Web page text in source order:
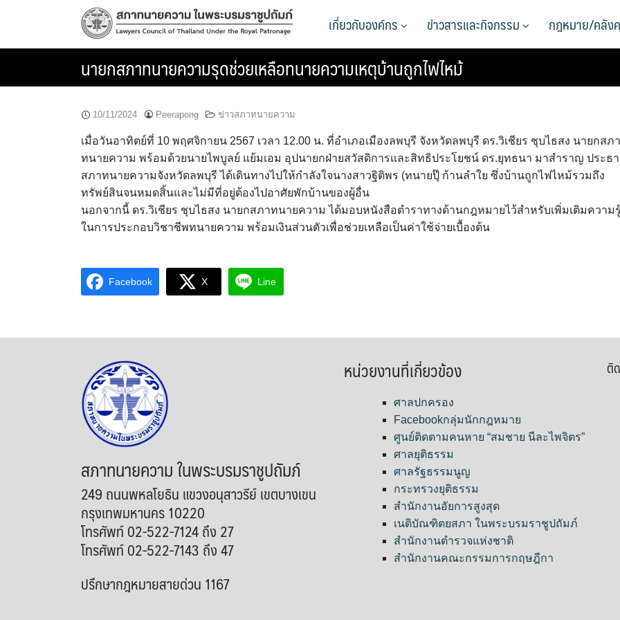
เกี่ยวกับองค์กร ข่าวสารและกิจกรรม กฎหมาย/คลัง
นายกสภาทนายความรุดช่วยเหลือทนายความเหตุบ้านถูกไฟไหม้
10/11/2024 Peerapong ข่าวสภาทนายความ
เมื่อวันอาทิตย์ที่ 10 พฤศจิกายน 2567 เวลา 12.00 น. ที่อำเภอเมืองลพบุรี จังหวัดลพบุรี ดร.วิเชียร ชุบไธสง นายกสภา
ทนายความ พร้อมด้วยนายไพบูลย์ แย้มเอม อุปนายกฝ่ายสวัสดิการและสิทธิประโยชน์ ดร.ยุทธนา มาสำราญ ประธ
สภาทนายความจังหวัดลพบุรี ได้เดินทางไปให้กำลังใจนางสาวฐิติพร (ทนายปุ๊ ก้านลำใย ซึ่งบ้านถูกไฟไหม้รวมถึง
ทรัพย์สินจนหมดสิ้นและไม่มีที่อยู่ต้องไปอาศัยพักบ้านของผู้อื่น
นอกจากนี้ ดร.วิเชียร ชุบไธสง นายกสภาทนายความ ได้มอบหนังสือตำราทางด้านกฎหมายไว้สำหรับเพิ่มเติมความรู้
ในการประกอบวิชาชีพทนายความ พร้อมเงินส่วนตัวเพื่อช่วยเหลือเป็นค่าใช้จ่ายเบื้องต้น
Facebook X Line
สภาทนายความ ในพระบรมราชูปถัมภ์
249 ถนนพหลโยธิน แขวงอนุสาวรีย์ เขตบางเขน
กรุงเทพมหานคร 10220
โทรศัพท์ 02-522-7124 ถึง 27
โทรศัพท์ 02-522-7143 ถึง 47
ปรึกษากฎหมายสายด่วน 1167
หน่วยงานที่เกี่ยวข้อง
ศาลปกครอง
Facebookกลุ่มนักกฎหมาย
ศูนย์ติดตามคนหาย “สมชาย นีละไพจิตร”
ศาลยุติธรรม
ศาลรัฐธรรมนูญ
กระทรวงยุติธรรม
สำนักงานอัยการสูงสุด
เนติบัณฑิตยสภา ในพระบรมราชูปถัมภ์
สำนักงานตำรวจแห่งชาติ
สำนักงานคณะกรรมการกฤษฎีกา
ติ